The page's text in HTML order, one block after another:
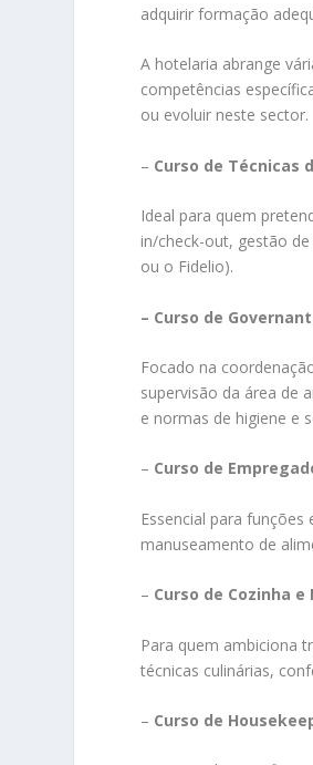
adquirir formação
A hotelaria abrange
competências
ou evoluir neste sector.
– Curso de Técnicas
Ideal para quem
in/check-out, gestão
ou o Fidelio).
– Curso de
Focado na
supervisão da área de
e normas de higiene e
– Curso de
Essencial para
manuseamento de
– Curso de Cozinha
Para quem ambiciona
técnicas culinárias,
– Curso de